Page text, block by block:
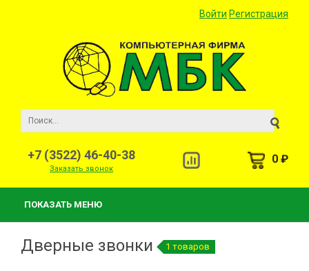
Войти Регистрация
+7 (3522) 46-40-38
Заказать звонок
0 ₽
ПОКАЗАТЬ МЕНЮ
Дверные звонки 1 товаров